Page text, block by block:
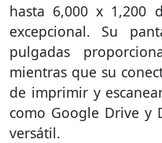
hasta 6,000 x 1,200
excepcional. Su
pulgadas
mientras que su
de imprimir y
como Google Drive y
versátil.